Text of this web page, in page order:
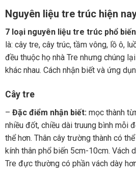
Nguyên liệu tre trúc hiện
7 loại nguyên liệu tre trúc phổ biến
là: cây tre, cây trúc, tầm vông, lồ ô,
đều thuộc họ nhà Tre nhưng chúng
khác nhau. Cách nhận biết và ứng
Cây tre
– Đặc điểm nhận biết: mọc thành
nhiều đốt, chiều dài truung bình mỗi
thể hơn. Thân cây trường thành có
kính thân phổ biến 5cm-10cm. Vách
Tre đực thường có phần vách dày